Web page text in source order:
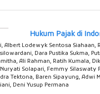
Hukum Pajak di
Albert Lodewyk Sentosa Siahaan,
Dara Pustika Sukma,
Ali Rahman, Ratih Kumala,
Nuryati Solapari, Femmy Silaswaty
Tektona, Baren Sipayung, Adwi
Deni Yusup Permana